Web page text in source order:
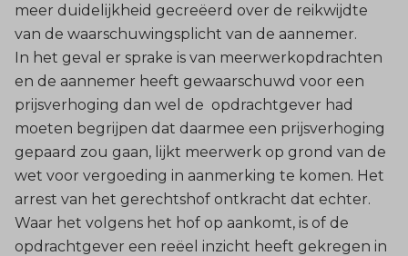
meer duidelijkheid gecreëerd over de reikwijdte
van de waarschuwingsplicht van de aannemer.
In het geval er sprake is van meerwerkopdrachten
en de aannemer heeft gewaarschuwd voor een
prijsverhoging dan wel de opdrachtgever had
moeten begrijpen dat daarmee een prijsverhoging
gepaard zou gaan, lijkt meerwerk op grond van de
wet voor vergoeding in aanmerking te komen. Het
arrest van het gerechtshof ontkracht dat echter.
Waar het volgens het hof op aankomt, is of de
opdrachtgever een reëel inzicht heeft gekregen in